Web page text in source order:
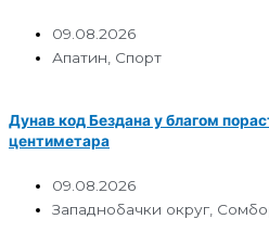
09.08.2026
Апатин Спорт
Дунав код Бездана у благом
центиметара
09.08.2026
Западнобачки округ,